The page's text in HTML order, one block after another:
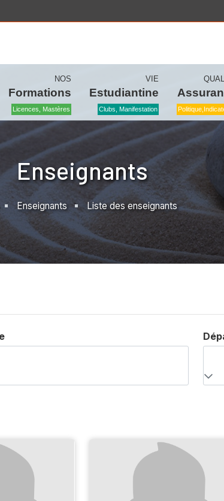
NOS
Formations
Licences, Mastères
VIE
Estudiantine
Clubs, Manifestation
Enseignants
Enseignants Liste des enseignants